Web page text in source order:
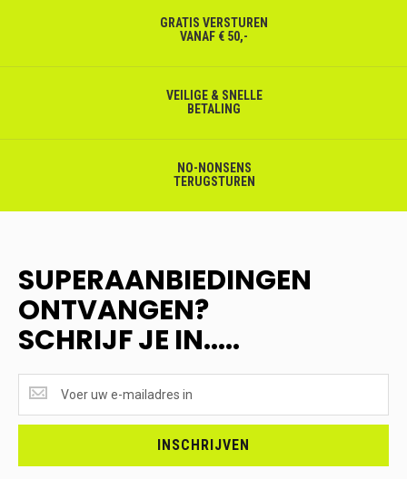
GRATIS VERSTUREN
VANAF € 50,-
VEILIGE & SNELLE
BETALING
NO-NONSENS
TERUGSTUREN
SUPERAANBIEDINGEN
ONTVANGEN?
SCHRIJF JE IN.....
ONTVANGEN?
<br>SCHRIJF
INSCHRIJVEN